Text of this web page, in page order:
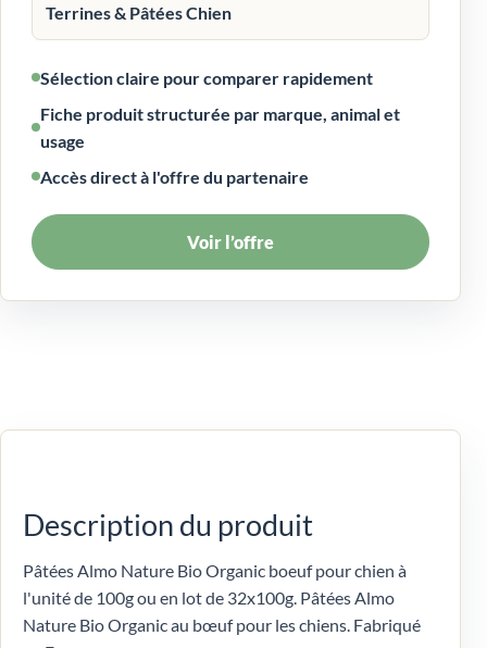
Terrines & Pâtées Chien
Sélection claire pour comparer rapidement
Fiche produit structurée par marque, animal et
usage
Accès direct à l'offre du partenaire
Voir l’offre
Description du produit
Pâtées Almo Nature Bio Organic boeuf pour chien à
l'unité de 100g ou en lot de 32x100g. Pâtées Almo
Nature Bio Organic au bœuf pour les chiens. Fabriqué